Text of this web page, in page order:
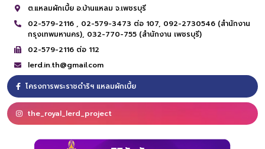
ต.แหลมผักเบี้ย อ.บ้านแหลม จ.เพชรบุรี
02-579-2116 , 02-579-3473 ต่อ 107, 092-2730546 (สำนักงาน
กรุงเทพมหานคร), 032-770-755 (สำนักงาน เพชรบุรี)
02-579-2116 ต่อ 112
lerd.in.th@gmail.com
โครงการพระราชดำริฯ แหลมผักเบี้ย
the_royal_lerd_project